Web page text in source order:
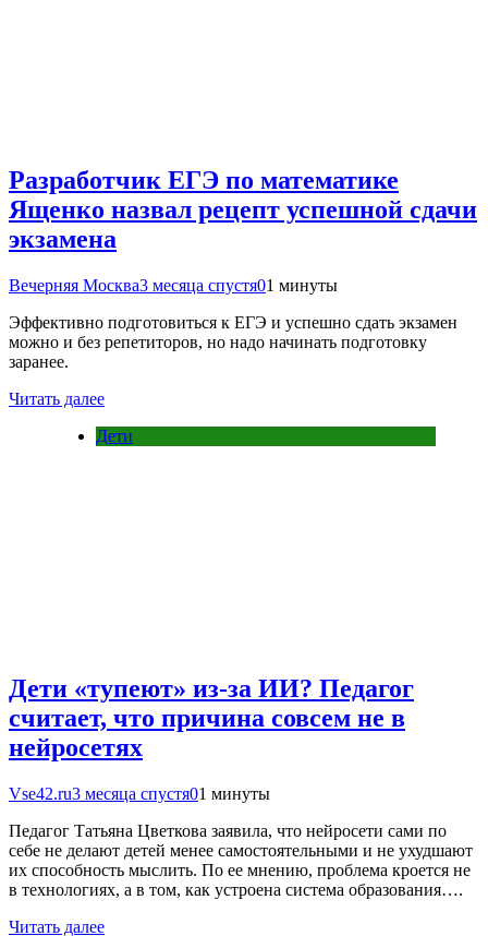
Разработчик ЕГЭ по математике
Ященко назвал рецепт успешной сдачи
экзамена
Вечерняя Москва3 месяца спустя01 минуты
Эффективно подготовиться к ЕГЭ и успешно сдать экзамен
можно и без репетиторов, но надо начинать подготовку
заранее.
Читать далее
Дети
Дети «тупеют» из-за ИИ? Педагог
считает, что причина совсем не в
нейросетях
Vse42.ru3 месяца спустя01 минуты
Педагог Татьяна Цветкова заявила, что нейросети сами по
себе не делают детей менее самостоятельными и не ухудшают
их способность мыслить. По ее мнению, проблема кроется не
в технологиях, а в том, как устроена система образования….
Читать далее